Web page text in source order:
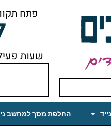
פתח תקווה מוטה גור 5
שעות פעילות א'-ה' 10.00 עד
החלפת מסך למחשב